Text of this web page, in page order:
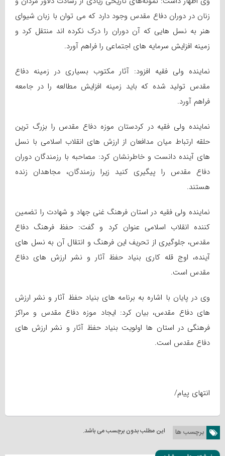
زنان در دوران دفاع مقدس وجود دارد که می توان با زبان شیوای
هنر به نسل هایی که آن دوران را درک نکرده اند منتقل کرد و
زمینه افزایش سرمایه های اجتماعی را فراهم آورد.
نماینده ولی فقیه افزود: آثار مکتوب بسیاری در زمینه دفاع
مقدس تولید شده که باید زمینه افزایش مطالعه را در جامعه
فراهم آورد.
نماینده ولی فقیه در کردستان موزه دفاع مقدس را بزرگ ترین
حلقه ارتباط میان مدافعان از ارزش های انقلاب اسلامی با نسل
های آینده دانست و خاطرنشان کرد: مصاحبه با رزمندگان دوران
دفاع مقدس را پیگیری کنید زیرا رزمندگان، مجاهدان زنده
هستند.
نماینده ولی فقیه در استان فرهنگ غنی جهاد و شهادت را تضمین
کننده انقلاب اسلامی عنوان کرد و گفت: حفظ فرهنگ دفاع
مقدس، جلوگیری از تحریف این فرهنگ و انتقال آن به نسل های
آینده، اوج قله کاری بنیاد حفظ آثار و نشر ارزش های دفاع
مقدس است.
وی در پایان با اشاره به برنامه های بنیاد حفظ آثار و نشر ارزش
های دفاع مقدس، بیان کرد: ایجاد موزه دفاع مقدس و مراکز
فرهنگی در استان ها اولویت بنیاد حفظ آثار و نشر ارزش های
دفاع مقدس است.
انتهای پیام/
برچسب ها این مطلب بدون برچسب می باشد.